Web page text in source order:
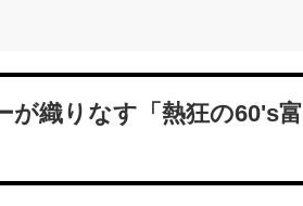
が織りなす「熱狂の60's富